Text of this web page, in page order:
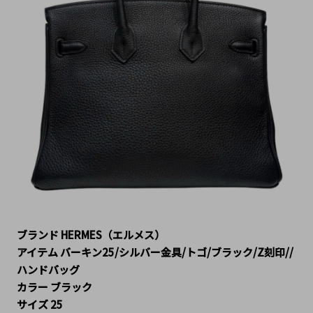
ブランド HERMES（エルメス）
アイテム バーキン25/シルバー金具/トゴ/ブラック/Z刻印//
ハンドバッグ
カラー ブラック
サイズ 25